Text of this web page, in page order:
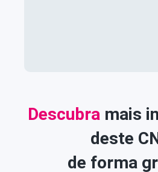
Descubra mais
deste
de forma